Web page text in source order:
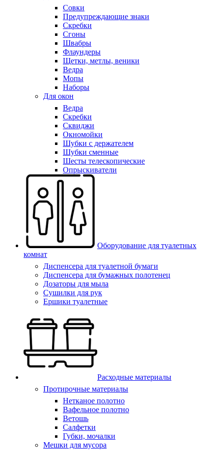
Совки
Предупреждающие знаки
Скребки
Сгоны
Швабры
Флаундеры
Щетки, метлы, веники
Ведра
Мопы
Наборы
Для окон
Ведра
Скребки
Сквиджи
Окномойки
Шубки с держателем
Шубки сменные
Шесты телескопические
Опрыскиватели
Оборудование для туалетных
комнат
Диспенсера для туалетной бумаги
Диспенсера для бумажных полотенец
Дозаторы для мыла
Сушилки для рук
Ершики туалетные
Расходные материалы
Протирочные материалы
Нетканое полотно
Вафельное полотно
Ветошь
Салфетки
Губки, мочалки
Мешки для мусора